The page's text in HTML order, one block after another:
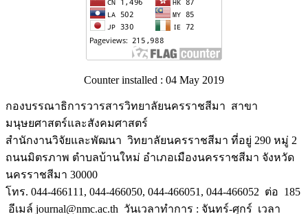
Counter installed : 04 May 2019
กองบรรณาธิการวารสารวิทยาลัยนครราชสีมา สาขา
มนุษยศาสตร์และสังคมศาสตร์
สำนักงานวิจัยและพัฒนา วิทยาลัยนครราชสีมา ที่อยู่ 290 หมู่ 2
ถนนมิตรภาพ ตำบลบ้านใหม่ อำเภอเมืองนครราชสีมา จังหวัด
นครราชสีมา 30000
โทร. 044-466111, 044-466050, 044-466051, 044-466052 ต่อ 185
อีเมล์ journal@nmc.ac.th วันเวลาทำการ : จันทร์-ศุกร์ เวลา